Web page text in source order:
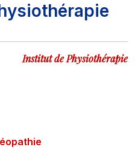
Institut de Physiothérapie